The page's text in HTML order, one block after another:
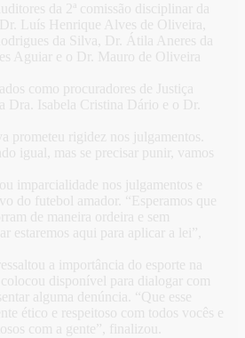
da 2ª comissão disciplinar da
Luís Henrique Alves de Oliveira,
da Silva, Dr. Átila Aneres da
Aguiar e o Dr. Mauro de Oliveira
como procuradores de Justiça
Dra. Isabela Cristina Dário e o Dr.
prometeu rigidez nos julgamentos.
igual, mas se precisar punir, vamos
imparcialidade nos julgamentos e
do futebol amador. “Esperamos que
de maneira ordeira e sem
estaremos aqui para aplicar a lei”,
a importância do esporte na
disponível para dialogar com
alguma denúncia. “Que esse
ético e respeitoso com todos vocês e
com a gente”, finalizou.